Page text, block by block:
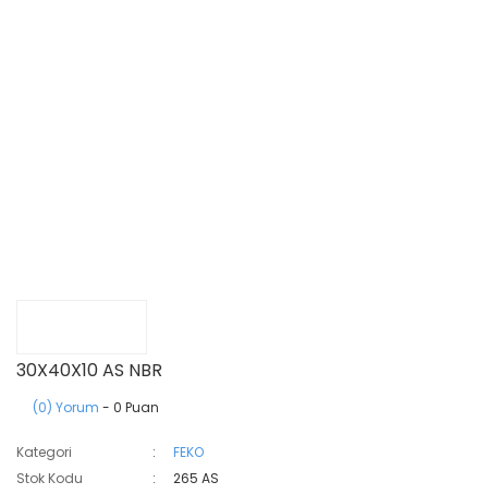
30X40X10 AS NBR
(0) Yorum - 0 Puan
Kategori
FEKO
Stok Kodu
265 AS